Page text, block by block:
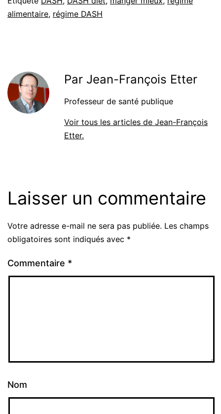
alimentaire, régime DASH
Par Jean-François Etter
Professeur de santé publique
Voir tous les articles de Jean-François
Etter.
Laisser un commentaire
Votre adresse e-mail ne sera pas publiée. Les champs
obligatoires sont indiqués avec *
Commentaire *
Nom
Alternative: